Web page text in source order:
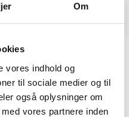
Om
vores indhold og
til sociale medier og til
også oplysninger om
vores partnere inden